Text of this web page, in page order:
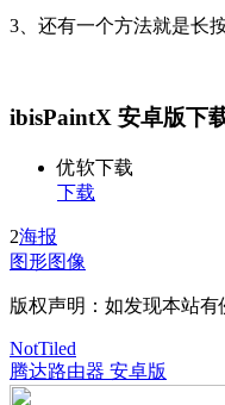
3、还有一个方法就是长
ibisPaintX 安卓版下
优软下载
下载
2海报
图形图像
版权声明：如发现本站有
NotTiled
腾达路由器 安卓版